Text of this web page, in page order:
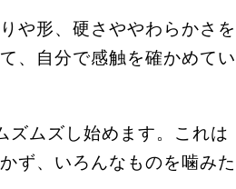
や形、硬さややわらかさを
、自分で感触を確かめてい
ズムズし始めます。これは
ず、いろんなものを噛みた